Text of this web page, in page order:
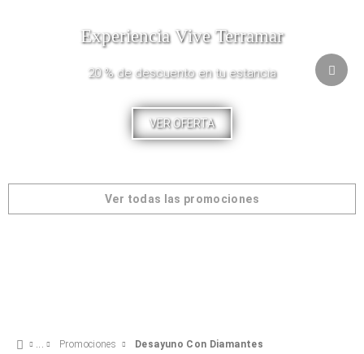
Experiencia Vive Terramar
20 % de descuento en tu estancia
VER OFERTA
Ver todas las promociones
Promociones Desayuno Con Diamantes